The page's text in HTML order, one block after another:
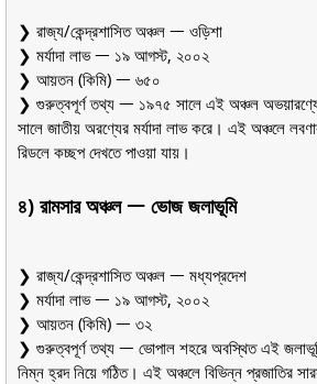
❯ রাজ্য/কেন্দ্রশাসিত অঞ্চল ᅳ ওড়িশা
❯ মর্যাদা লাভ ᅳ ১৯ আগস্ট, ২০০২
❯ আয়তন (কিমি) ᅳ ৬৫০
❯ গুরুত্বপূর্ণ তথ্য ᅳ ১৯৭৫ সালে এই অঞ্চল
সালে জাতীয় অরণ্যের মর্যাদা লাভ করে। এই অঞ্চলে
রিডলে কচ্ছপ দেখতে পাওয়া যায়।
৪) রামসার অঞ্চল ᅳ ভোজ জলাভূমি
❯ রাজ্য/কেন্দ্রশাসিত অঞ্চল ᅳ মধ্যপ্রদেশ
❯ মর্যাদা লাভ ᅳ ১৯ আগস্ট, ২০০২
❯ আয়তন (কিমি) ᅳ ৩২
❯ গুরুত্বপূর্ণ তথ্য ᅳ ভোপাল শহরে অবস্থিত এই
নিম্ন হ্রদ নিয়ে গঠিত। এই অঞ্চলে বিভিন্ন প্রজাতির